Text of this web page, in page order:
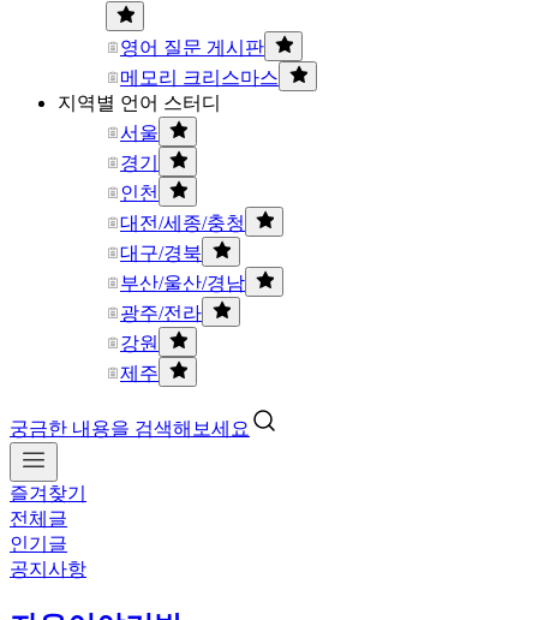
영어 질문 게시판
메모리 크리스마스
지역별 언어 스터디
서울
경기
인천
대전/세종/충청
대구/경북
부산/울산/경남
광주/전라
강원
제주
궁금한 내용을 검색해보세요
즐겨찾기
전체글
인기글
공지사항